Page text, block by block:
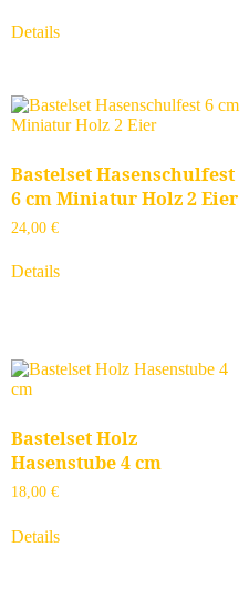
Details
Bastelset Hasenschulfest
6 cm Miniatur Holz 2 Eier
24,00 €
Details
Bastelset Holz
Hasenstube 4 cm
18,00 €
Details